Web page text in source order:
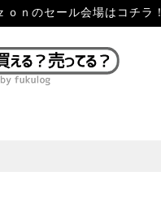
ｏｎのセール会場はコチラ！